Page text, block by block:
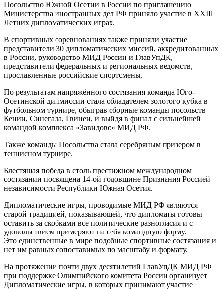
Посольство Южной Осетии в России по приглашению
Министерства иностранных дел РФ приняло участие в XXIIl
Летних дипломатических играх.
В спортивных соревнованиях также приняли участие
представители 30 дипломатических миссий, аккредитованных
в России, руководство МИД России и ГлавУпДК,
представители федеральных и региональных ведомств,
прославленные российские спортсмены.
По результатам напряжённого состязания команда Юго-
Осетинской дипмиссии стала обладателем золотого кубка в
футбольном турнире, обыграв сборные команды посольств
Кении, Синегала, Гвинеи, и выйдя в финал с сильнейшей
командой комплекса «Завидово» МИД РФ.
Также команды Посольства стала серебряным призером в
теннисном турнире.
Блестящая победа в столь престижном международном
состязании посвящена 14-ой годовщине Признания Россией
независимости Республики Южная Осетия.
Дипломатические игры, проводимые МИД РФ являются
старой традицией, показывающей, что дипломаты готовы
оставить за скобками все политические разногласия и с
удовольствием примеряют на себя командную форму.
Это единственные в мире подобные спортивные состязания и
нет им равных сопоставимых по масштабу и формату.
На протяжении почти двух десятилетий ГлавУпДК МИД РФ
при поддержке Олимпийского комитета России организует
Дипломатические игры, в которых принимают участие